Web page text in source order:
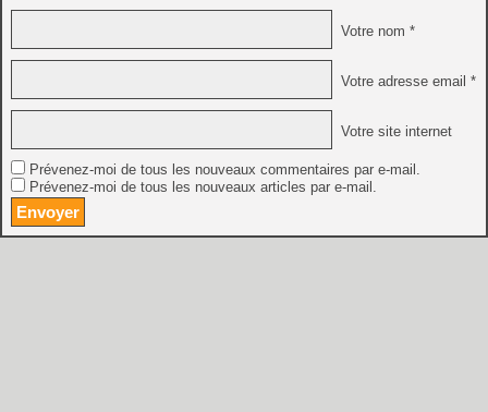
Votre nom *
Votre adresse email *
Votre site internet
Prévenez-moi de tous les nouveaux commentaires par e-mail.
Prévenez-moi de tous les nouveaux articles par e-mail.